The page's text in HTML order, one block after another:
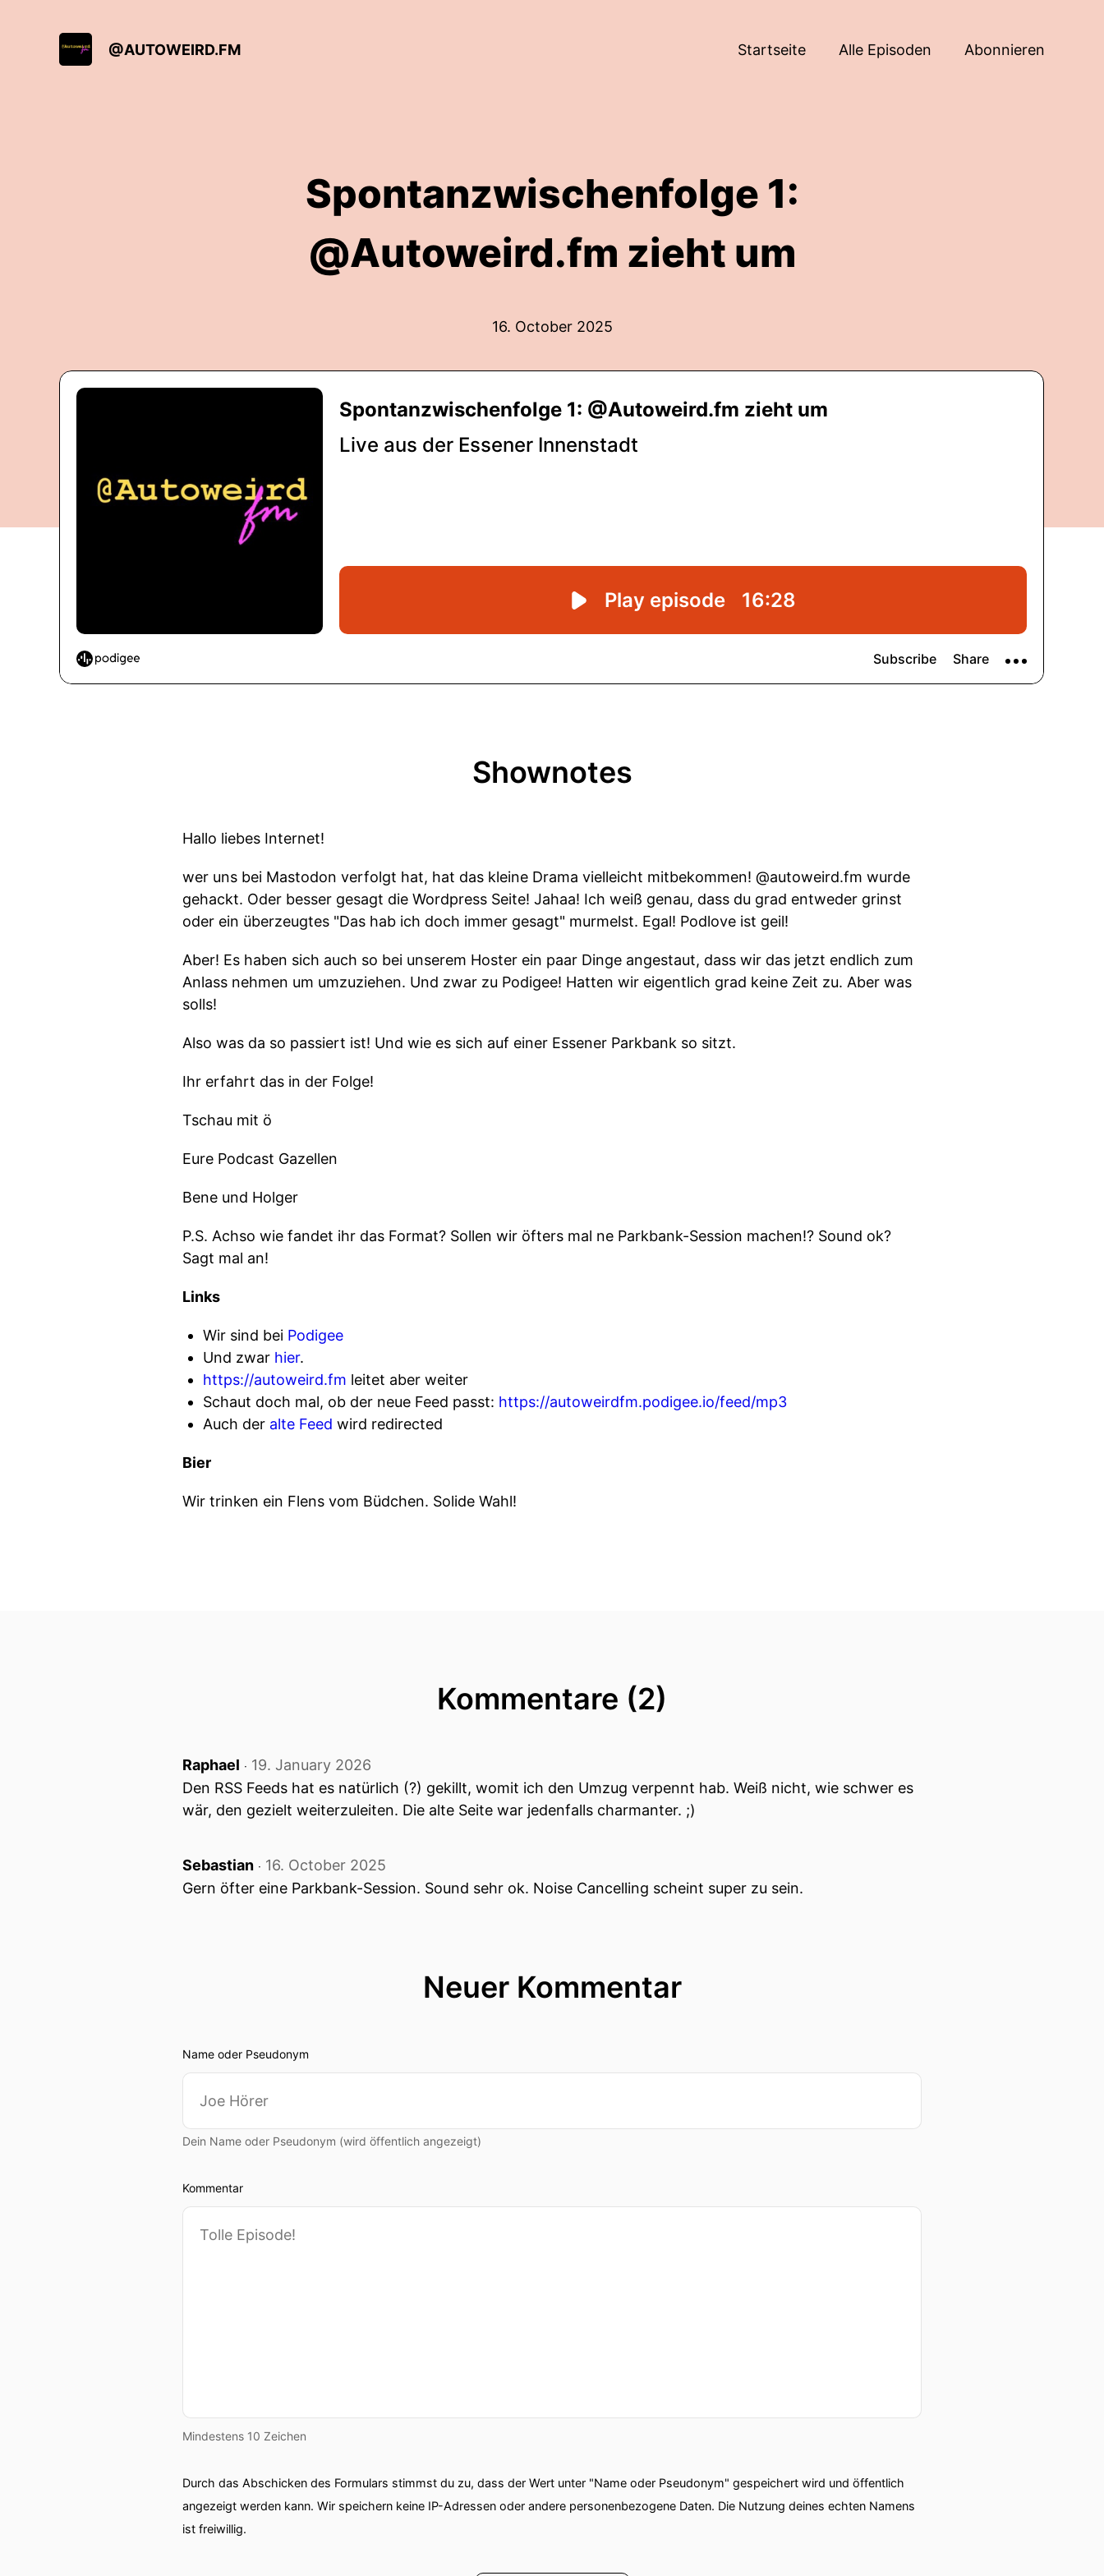
@AUTOWEIRD.FM Startseite Alle Episoden Abonnieren
Spontanzwischenfolge 1:
@Autoweird.fm zieht um
16. October 2025
Shownotes
Hallo liebes Internet!
wer uns bei Mastodon verfolgt hat, hat das kleine Drama vielleicht mitbekommen! @autoweird.fm wurde
gehackt. Oder besser gesagt die Wordpress Seite! Jahaa! Ich weiß genau, dass du grad entweder grinst
oder ein überzeugtes "Das hab ich doch immer gesagt" murmelst. Egal! Podlove ist geil!
Aber! Es haben sich auch so bei unserem Hoster ein paar Dinge angestaut, dass wir das jetzt endlich zum
Anlass nehmen um umzuziehen. Und zwar zu Podigee! Hatten wir eigentlich grad keine Zeit zu. Aber was
solls!
Also was da so passiert ist! Und wie es sich auf einer Essener Parkbank so sitzt.
Ihr erfahrt das in der Folge!
Tschau mit ö
Eure Podcast Gazellen
Bene und Holger
P.S. Achso wie fandet ihr das Format? Sollen wir öfters mal ne Parkbank-Session machen!? Sound ok?
Sagt mal an!
Links
Wir sind bei Podigee
Und zwar hier.
https://autoweird.fm leitet aber weiter
Schaut doch mal, ob der neue Feed passt: https://autoweirdfm.podigee.io/feed/mp3
Auch der alte Feed wird redirected
Bier
Wir trinken ein Flens vom Büdchen. Solide Wahl!
Kommentare (2)
Raphael ‧ 19. January 2026
Den RSS Feeds hat es natürlich (?) gekillt, womit ich den Umzug verpennt hab. Weiß nicht, wie schwer es
wär, den gezielt weiterzuleiten. Die alte Seite war jedenfalls charmanter. ;)
Sebastian ‧ 16. October 2025
Gern öfter eine Parkbank-Session. Sound sehr ok. Noise Cancelling scheint super zu sein.
Neuer Kommentar
Name oder Pseudonym
Dein Name oder Pseudonym (wird öffentlich angezeigt)
Kommentar
Mindestens 10 Zeichen
Durch das Abschicken des Formulars stimmst du zu, dass der Wert unter "Name oder Pseudonym" gespeichert wird und öffentlich
angezeigt werden kann. Wir speichern keine IP-Adressen oder andere personenbezogene Daten. Die Nutzung deines echten Namens
ist freiwillig.